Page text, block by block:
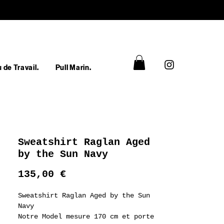
de Travail. Pull Marin.
Sweatshirt Raglan Aged
by the Sun Navy
135,00 €Prix
Sweatshirt Raglan Aged by the Sun
Navy
Notre Model mesure 170 cm et porte